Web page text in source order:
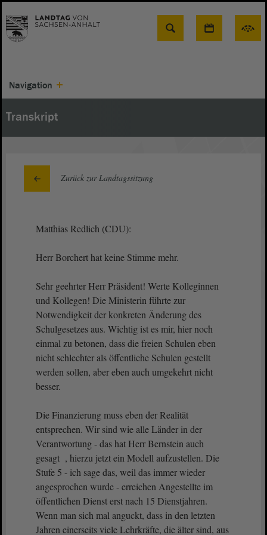
Suche
Navigation
Transkript
Zurück zur Landtagssitzung
Matthias Redlich (CDU):
Herr Borchert hat keine Stimme mehr.
Sehr geehrter Herr Präsident! Werte Kolleginnen
und Kollegen! Die Ministerin führte zur
Notwendigkeit der konkreten Änderung des
Schulgesetzes aus. Wichtig ist es mir, hier noch
einmal zu betonen, dass die freien Schulen eben
nicht schlechter als öffentliche Schulen gestellt
werden sollen, aber eben auch umgekehrt nicht
besser.
Die Finanzierung muss eben der Realität
entsprechen. Wir sind wie alle Länder in der
Verantwortung - das hat Herr Bernstein auch
gesagt , hierzu jetzt ein Modell aufzustellen. Die
Stufe 5 - ich sage das, weil das immer wieder
angesprochen wurde - erreichen Angestellte im
öffentlichen Dienst erst nach 15 Dienstjahren.
Wenn man sich mal anguckt, dass in den letzten
Jahren einerseits viele Lehrkräfte, die älter sind, aus